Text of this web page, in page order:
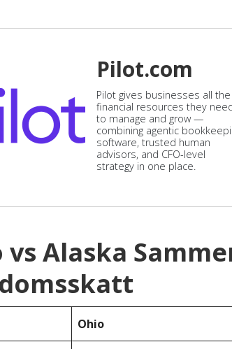
Pilot.com
Pilot gives businesses all the
financial resources they
to manage and grow —
combining agentic
software, trusted human
advisors, and CFO-level
strategy in one place.
vs Alaska
Ohio